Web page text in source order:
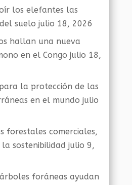
los elefantes las
suelo julio 18, 2026
hallan una nueva
en el Congo julio 18,
la protección de las
en el mundo julio
forestales comerciales,
sostenibilidad julio 9,
árboles foráneas ayudan